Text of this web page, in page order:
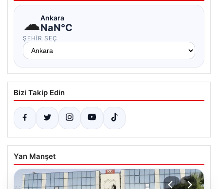
☁Ankara
NaN°C
ŞEHIR SEÇ
Bizi Takip Edin
Yan Manşet